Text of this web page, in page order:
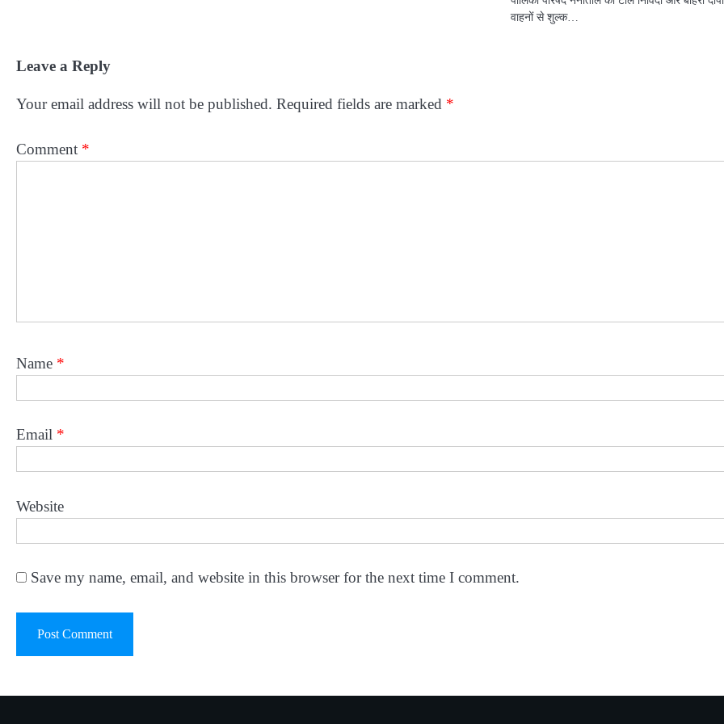
वाहनों से शुल्क…
Leave a Reply
Your email address will not be published. Required fields are marked *
Comment *
Name *
Email *
Website
Save my name, email, and website in this browser for the next time I comment.